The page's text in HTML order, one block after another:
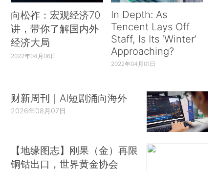
向松祚：宏观经济70
讲，带你了解国内外
经济大局
2022年04月06日
In Depth: As
Tencent Lays Off
Staff, Is Its ‘Winter’
Approaching?
2022年04月01日
财新周刊｜AI短剧涌向海外
2026年08月07日
【地缘图志】刚果（金）再限
铜钴出口，世界黄金协会